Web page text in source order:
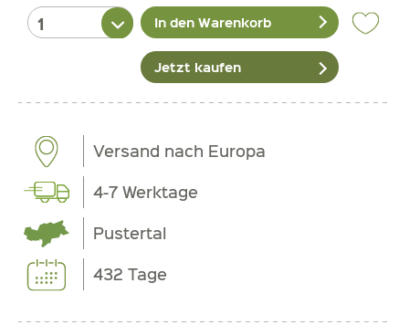
In den Warenkorb
Jetzt kaufen
Versand nach Europa
4-7 Werktage
Pustertal
432 Tage